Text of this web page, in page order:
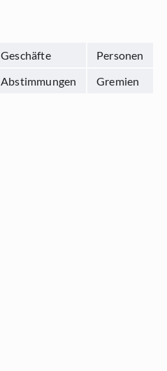
Geschäfte
Personen
Abstimmungen Gremien